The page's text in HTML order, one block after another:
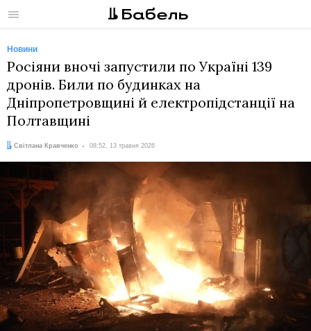
Меню
Новини
Росіяни вночі запустили по Україні 139
дронів. Били по будинках на
Дніпропетровщині й електропідстанції на
Полтавщині
Автор:
Світлана Кравченко
Дата: 08:52, 13 травня 2026